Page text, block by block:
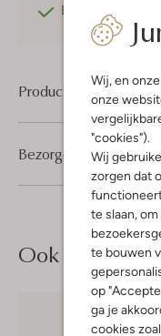
Wij, en onze
onze
"cookies").
Wij
zorgen dat
te slaan,
te bouwen
op
ga je
cookies
Betaal achteraf
Product informatie
Bezorgen &
Ook iets voor